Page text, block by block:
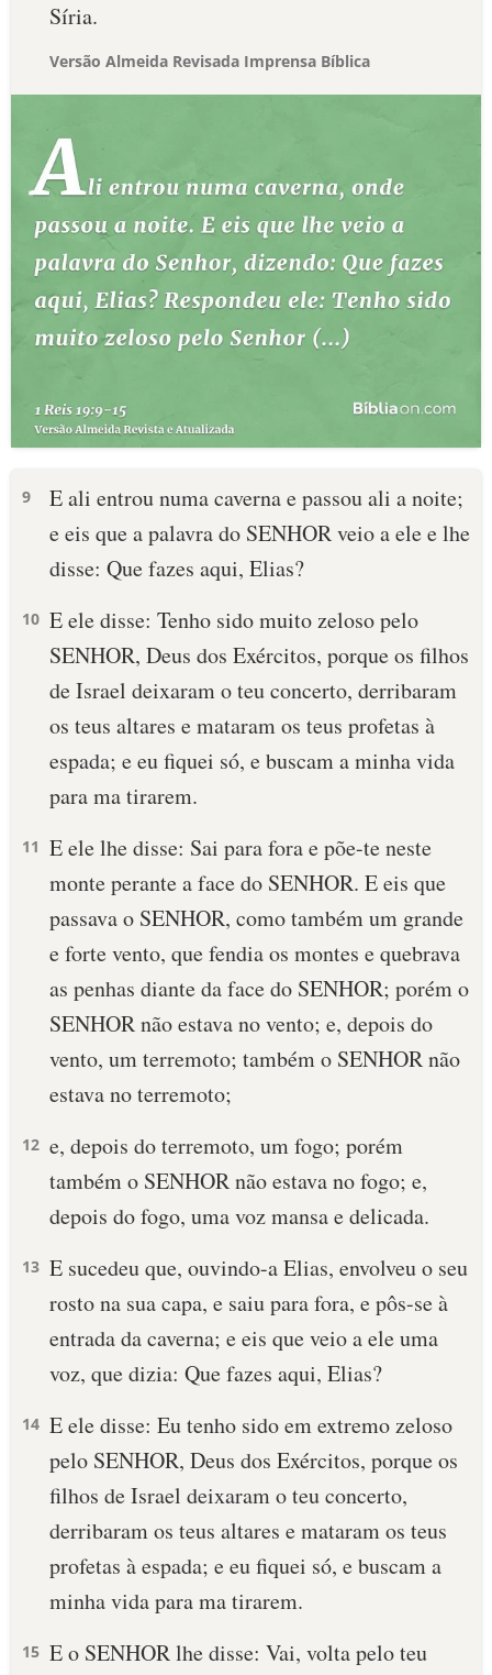
Síria.
Versão Almeida Revisada Imprensa Bíblica
9
E ali entrou numa caverna e passou ali a noite;
e eis que a palavra do SENHOR veio a ele e lhe
disse: Que fazes aqui, Elias?
10 E ele disse: Tenho sido muito zeloso pelo
SENHOR, Deus dos Exércitos, porque os filhos
de Israel deixaram o teu concerto, derribaram
os teus altares e mataram os teus profetas à
espada; e eu fiquei só, e buscam a minha vida
para ma tirarem.
11 E ele lhe disse: Sai para fora e põe-te neste
monte perante a face do SENHOR. E eis que
passava o SENHOR, como também um grande
e forte vento, que fendia os montes e quebrava
as penhas diante da face do SENHOR; porém o
SENHOR não estava no vento; e, depois do
vento, um terremoto; também o SENHOR não
estava no terremoto;
12 e, depois do terremoto, um fogo; porém
também o SENHOR não estava no fogo; e,
depois do fogo, uma voz mansa e delicada.
13 E sucedeu que, ouvindo-a Elias, envolveu o seu
rosto na sua capa, e saiu para fora, e pôs-se à
entrada da caverna; e eis que veio a ele uma
voz, que dizia: Que fazes aqui, Elias?
14 E ele disse: Eu tenho sido em extremo zeloso
pelo SENHOR, Deus dos Exércitos, porque os
filhos de Israel deixaram o teu concerto,
derribaram os teus altares e mataram os teus
profetas à espada; e eu fiquei só, e buscam a
minha vida para ma tirarem.
15 E o SENHOR lhe disse: Vai, volta pelo teu